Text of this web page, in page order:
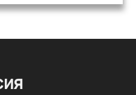
и безопасным
Независимо от